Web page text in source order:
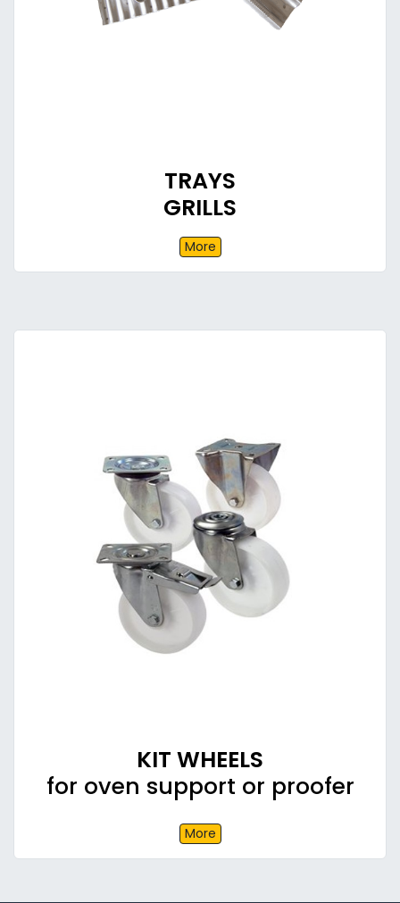
TRAYS
GRILLS
More
KIT WHEELS
for oven support or proofer
More